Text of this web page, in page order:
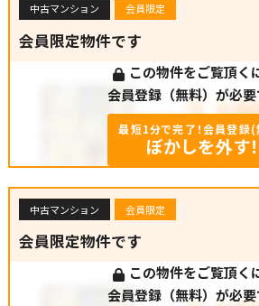
中古マンション 会員限定
会員限定物件です
この物件をご覧頂く
会員登録（無料）が必要
最短1分で完了！会員登録
ぼかしを外す！
中古マンション 会員限定
会員限定物件です
この物件をご覧頂く
会員登録（無料）が必要